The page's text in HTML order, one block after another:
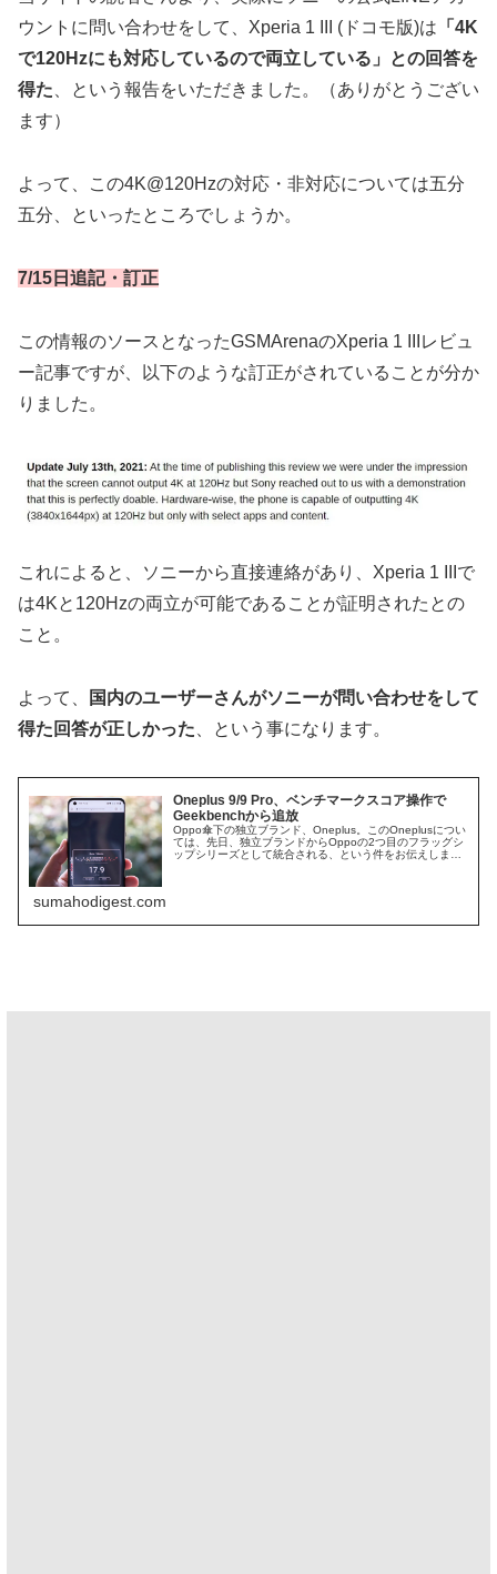
ウントに問い合わせをして、Xperia 1 III (ドコモ版)は 「4K
で120Hzにも対応しているので両立している」との回答を
得た 、という報告をいただきました。（ありがとうござい
ます）
よって、この4K@120Hzの対応・非対応については五分
五分、といったところでしょうか。
7/15日追記・訂正
この情報のソースとなったGSMArenaのXperia 1 IIIレビュ
ー記事ですが、以下のような訂正がされていることが分か
りました。
これによると、ソニーから直接連絡があり、Xperia 1 IIIで
は4Kと120Hzの両立が可能であることが証明されたとの
こと。
よって、
国内のユーザーさんがソニーが問い合わせをして
得た回答が正しかった 、という事になります。
Oneplus 9/9 Pro、ベンチマークスコア操作で
Geekbenchから追放
Oppo傘下の独立ブランド、Oneplus。このOneplusについ
ては、先日、独立ブランドからOppoの2つ目のフラッグシ
ップシリーズとして統合される、という件をお伝えしまし
sumahodigest.com